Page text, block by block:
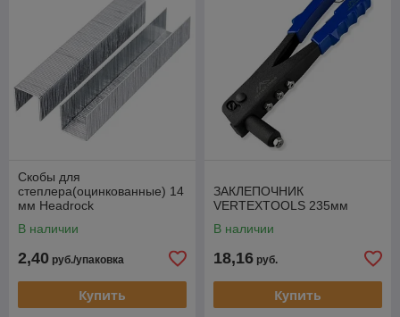
Скобы для
степлера(оцинкованные) 14
мм Headrock
В наличии
2,40 руб./упаковка
Купить
ЗАКЛЕПОЧНИК
VERTEXTOOLS 235мм
В наличии
18,16 руб.
Купить